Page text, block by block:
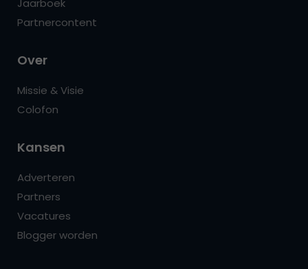
Partnercontent
Over
Missie & Visie
Colofon
Kansen
Adverteren
Partners
Vacatures
Blogger worden